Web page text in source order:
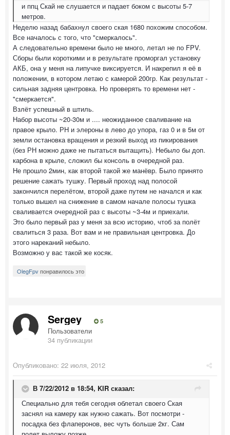
и ппц Скай не слушается и падает боком с высоты 5-7
метров.
Неделю назад бабахнул своего ская 1680 похожим способом.
Все началось с того, что "смеркалось".
А следовательно времени было не много, летал не по FPV.
Сборы были короткими и в результате проморгал установку
АКБ, она у меня на липучке виксируется. И накрепил я её в
положении, в котором летаю с камерой 200гр. Как результат -
сильная задняя центровка. Но проверять то времени нет -
"смеркается".
Взлёт успешный в штиль.
Набор высоты ~20-30м и .... неожиданное сваливание на
правое крыло. РН и элероны в лево до упора, газ 0 и в 5м от
земли остановка вращения и резкий выход из пикирования
(без РН можно даже не пытаться вытащить). Небыло бы доп.
карбона в крыле, сложил бы консоль в очередной раз.
Не прошло 2мин, как второй такой же манёвр. Было принято
решение сажать тушку. Первый проход над полосой
закончился перелётом, второй даже путем не начался и как
только вышел на снижение в самом начале полосы тушка
сваливается очередной раз с высоты ~3-4м и приехали.
Это было первый раз у меня за всю историю, чтоб за полёт
свалиться 3 раза. Вот вам и не правильная центровка. До
этого нареканий небыло.
Возможно у вас такой же косяк.
OlegFpvпонравилось это
Sergey 5
Пользователи
34 публикации
Опубликовано: 22 июля, 2012
В 7/22/2012 в 18:54, KIR сказал:
Специально для тебя сегодня облетал своего Ская
заснял на камеру как нужно сажать. Вот посмотри -
посадка без флаперонов, вес чуть больше 2кг. Сам